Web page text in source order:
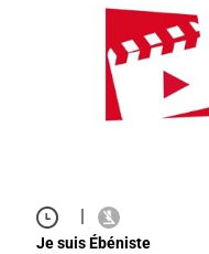
|
Je suis Ébéniste